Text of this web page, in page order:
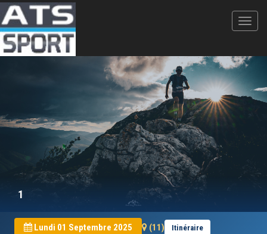
1
Lundi 01 Septembre 2025 (11) Itinéraire